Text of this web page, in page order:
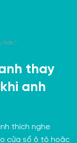
hơn.”
thay
anh
thích nghe
cửa sổ ô tô hoặc